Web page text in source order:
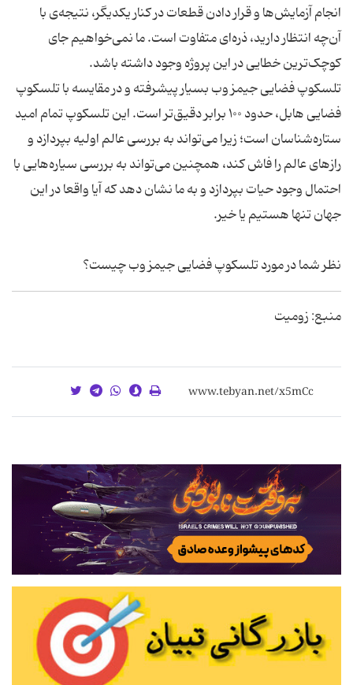
انجام آزمایش‌ها و قرار دادن قطعات در کنار یکدیگر، نتیجه‌ی با
آن‌چه انتظار دارید، ذره‌ای متفاوت است. ما نمی‌خواهیم جای
کوچک‌ترین خطایی در این پروژه وجود داشته باشد.
تلسکوپ فضایی جیمز وب بسیار پیشرفته و در مقایسه با تلسکوپ
فضایی هابل، حدود ۱۰۰ برابر دقیق‌تر است. این تلسکوپ تمام امید
ستاره‌شناسان است؛ زیرا می‌تواند به بررسی عالم اولیه بپردازد و
رازهای عالم را فاش کند، همچنین می‌تواند به بررسی سیاره‌هایی با
احتمال وجود حیات بپردازد و به ما نشان دهد که آیا واقعا در این
جهان تنها هستیم یا خیر.
نظر شما در مورد تلسکوپ فضایی جیمز وب چیست؟
منبع: زومیت